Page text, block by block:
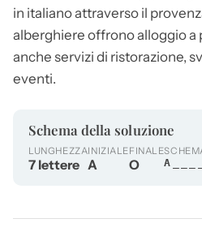
in italiano attraverso il
alberghiere offrono alloggio a
anche servizi di ristorazione,
eventi.
Schema della soluzione
LUNGHEZZA
7 lettere
INIZIALE
A
FINALE
O